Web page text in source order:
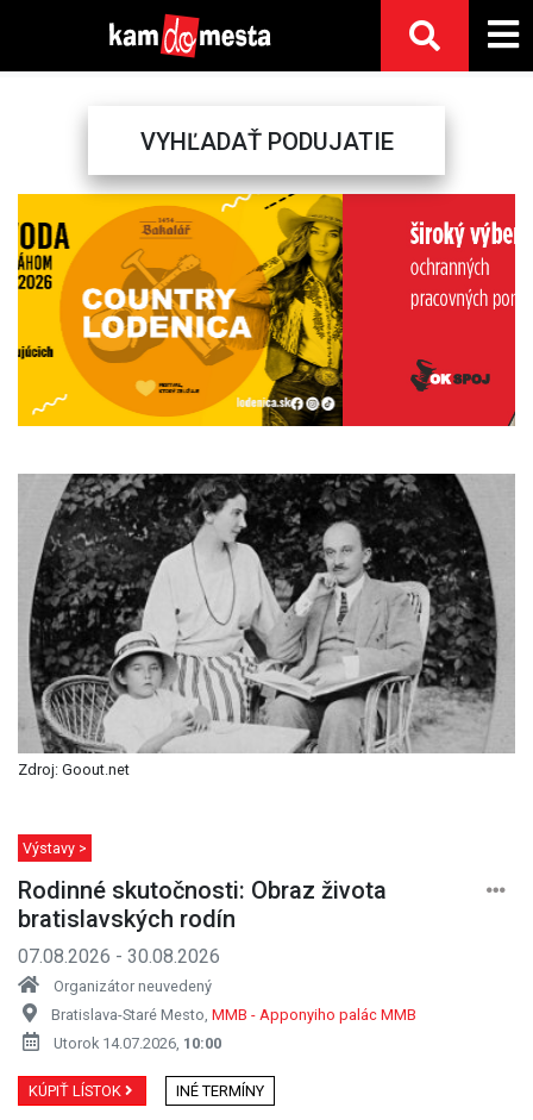
VYHĽADAŤ PODUJATIE
Previous
Zdroj: Goout.net
Výstavy >
Rodinné skutočnosti: Obraz života
bratislavských rodín
07.08.2026 - 30.08.2026
Organizátor neuvedený
Bratislava-Staré Mesto, MMB - Apponyiho palác MMB
Utorok 14.07.2026, 10:00
KÚPIŤ LÍSTOK INÉ TERMÍNY